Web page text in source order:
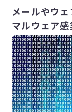
メールやウ
マルウェア